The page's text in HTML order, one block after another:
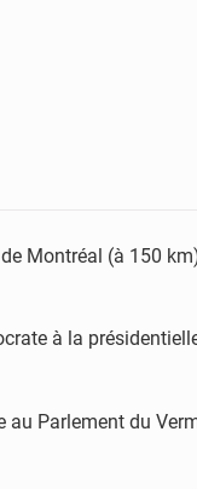
Montréal (à 150
à la
au Parlement du